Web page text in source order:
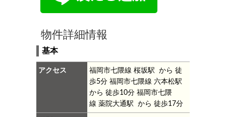
物件詳細情報
基本
アクセス
福岡市七隈線 桜坂駅 から 徒
歩5分福岡市七隈線 六本松駅
から 徒歩10分福岡市七隈
線 薬院大通駅 から 徒歩17分